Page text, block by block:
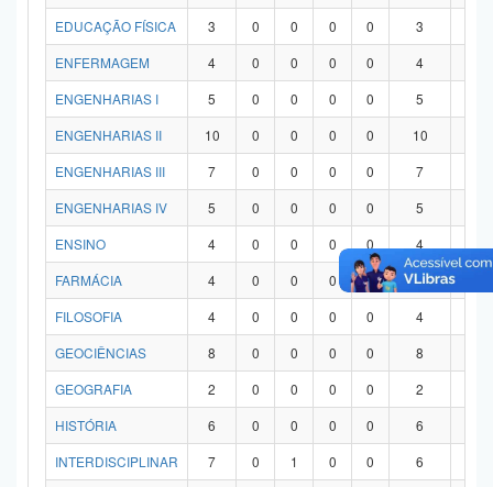
EDUCAÇÃO FÍSICA
3 0 0 0 0 3
ENFERMAGEM
4 0 0 0 0 4
ENGENHARIAS I
5 0 0 0 0 5
ENGENHARIAS II
10 0 0 0 0 10
ENGENHARIAS III
7 0 0 0 0 7
ENGENHARIAS IV
5 0 0 0 0 5
ENSINO
4 0 0 0 0 4
FARMÁCIA
4 0 0 0 0 4
FILOSOFIA
4 0 0 0 0 4
GEOCIÊNCIAS
8 0 0 0 0 8
GEOGRAFIA
2 0 0 0 0 2
HISTÓRIA
6 0 0 0 0 6
INTERDISCIPLINAR
7 0 1 0 0 6